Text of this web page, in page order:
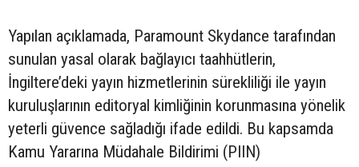
Yapılan açıklamada, Paramount Skydance tarafından
sunulan yasal olarak bağlayıcı taahhütlerin,
İngiltere’deki yayın hizmetlerinin sürekliliği ile yayın
kuruluşlarının editoryal kimliğinin korunmasına yönelik
yeterli güvence sağladığı ifade edildi. Bu kapsamda
Kamu Yararına Müdahale Bildirimi (PIIN)